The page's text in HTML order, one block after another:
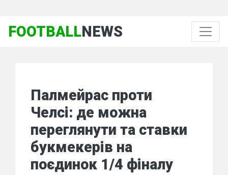
FOOTBALLNEWS
Палмейрас проти
Челсі: де можна
переглянути та ставки
букмекерів на
поєдинок 1/4 фіналу